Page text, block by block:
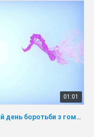
01:01
17 травня IDAHO. Міжнародний день боротьби з гомофобією трансфобією і біфобія.